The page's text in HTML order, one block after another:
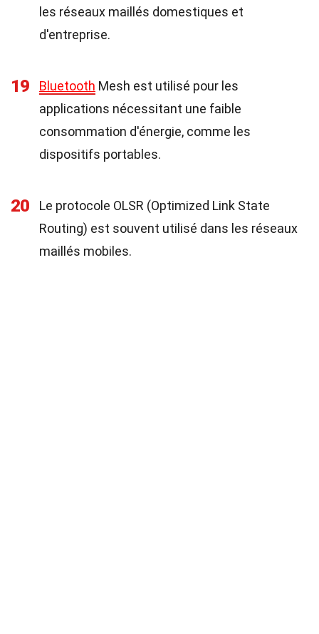
les réseaux maillés domestiques et
d'entreprise.
19 Bluetooth Mesh est utilisé pour les
applications nécessitant une faible
consommation d'énergie, comme les
dispositifs portables.
20
Le protocole OLSR (Optimized Link State
Routing) est souvent utilisé dans les réseaux
maillés mobiles.